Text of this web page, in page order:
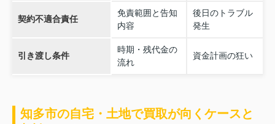
契約不適合責任
免責範囲と告知
内容
後日のトラブル
発生
引き渡し条件
時期・残代金の
流れ
資金計画の狂い
知多市の自宅・土地で買取が向くケースと